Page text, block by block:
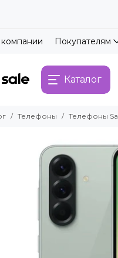
Покупателям
Каталог
Телефоны Телефоны